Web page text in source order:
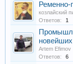
Ременно-
козлайский
Ответов:
1
Artem Efimov
Ответов:
6